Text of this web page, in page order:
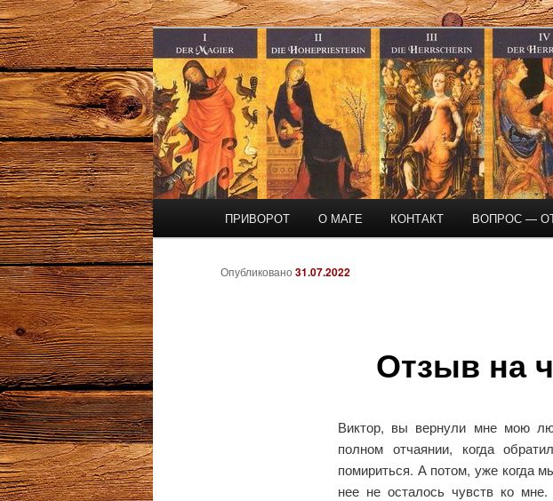
Перейти
к
основному
содержимому
Приворот и магическая
Маг Виктор
ПРИВОРОТ О МАГЕ КОНТАКТ ВОПРОС —
Отзыв на
Опубликовано 31.07.2022
Виктор, вы вернули мне мою
полном отчаянии, когда
помириться. А потом, уже когда
нее не осталось чувств ко